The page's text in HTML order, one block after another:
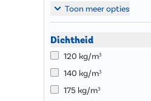
Toon meer opties
Dichtheid
120 kg/m³
140 kg/m³
175 kg/m³